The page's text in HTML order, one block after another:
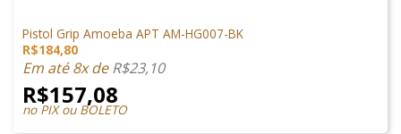
Pistol Grip Amoeba APT AM-HG007-BK
R$184,80
Em até 8x deR$23,10
R$157,08
no PIX ou BOLETO